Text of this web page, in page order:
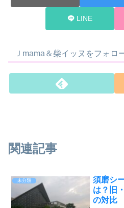
LINE
Ｊmama＆柴イッヌをフォロ
関連記事
未分類
須磨シ
は？旧
の対比